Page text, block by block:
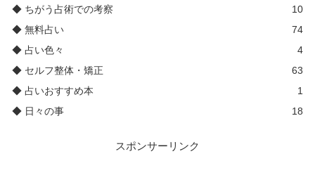
◆ ちがう占術での考察
10
◆ 無料占い
74
◆ 占い色々
4
◆ セルフ整体・矯正
63
◆ 占いおすすめ本
1
◆ 日々の事
18
スポンサーリンク